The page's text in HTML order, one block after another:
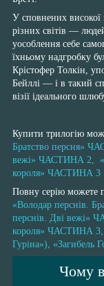
У сповнених високої
різних світів —
уособлення себе
їхньому надгробку
Крістофер Толкін,
Бейллі — і в такий
візії ідеального
Купити трилогію
Братство персня»
вежі» ЧАСТИНА 2,
короля» ЧАСТИНА 3
Повну серію можете
«Володар перснів.
перснів. Дві вежі»
короля» ЧАСТИНА 3,
Гуріна»), «Загибель
Чому